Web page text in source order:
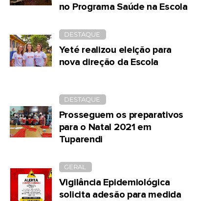
no Programa Saúde na Escola
DESTAQUE
Yeté realizou eleição para
nova direção da Escola
DESTAQUE
Prosseguem os preparativos
para o Natal 2021 em
Tuparendi
GERAL
Vigilância Epidemiológica
solicita adesão para medida